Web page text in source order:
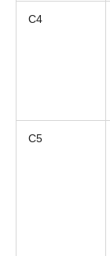
C4
C5